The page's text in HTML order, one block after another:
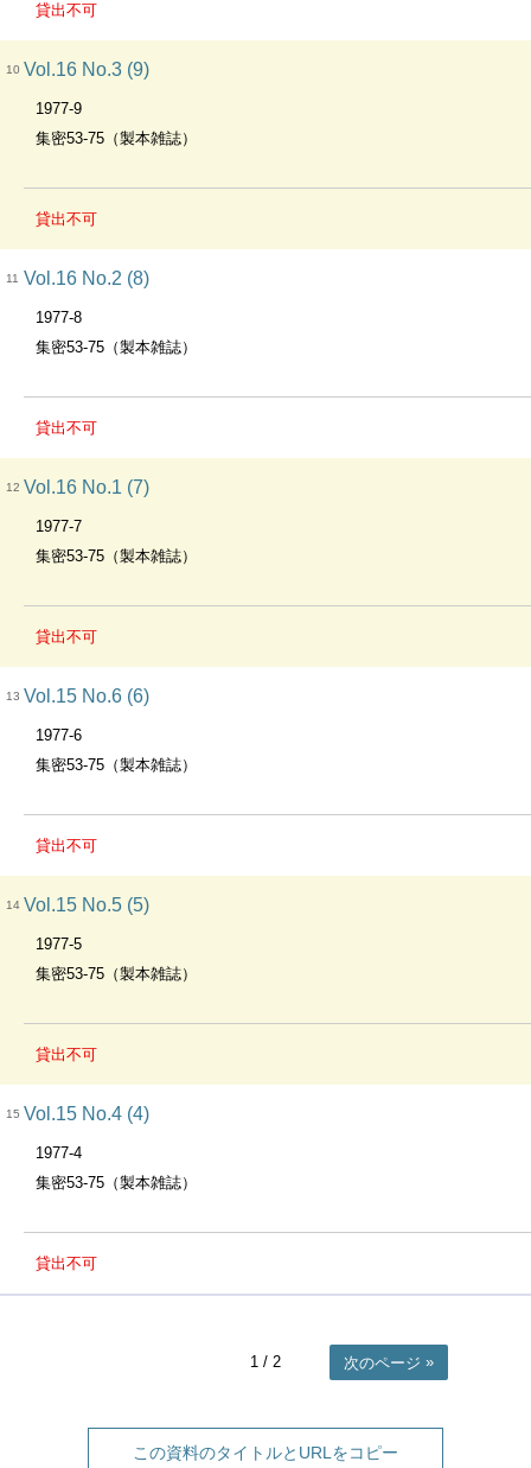
貸出不可
10 Vol.16 No.3 (9)
1977-9
集密53-75（製本雑誌）
貸出不可
11 Vol.16 No.2 (8)
1977-8
集密53-75（製本雑誌）
貸出不可
12 Vol.16 No.1 (7)
1977-7
集密53-75（製本雑誌）
貸出不可
13 Vol.15 No.6 (6)
1977-6
集密53-75（製本雑誌）
貸出不可
14 Vol.15 No.5 (5)
1977-5
集密53-75（製本雑誌）
貸出不可
15 Vol.15 No.4 (4)
1977-4
集密53-75（製本雑誌）
貸出不可
1 / 2 次のページ
この資料のタイトルとURLをコピー